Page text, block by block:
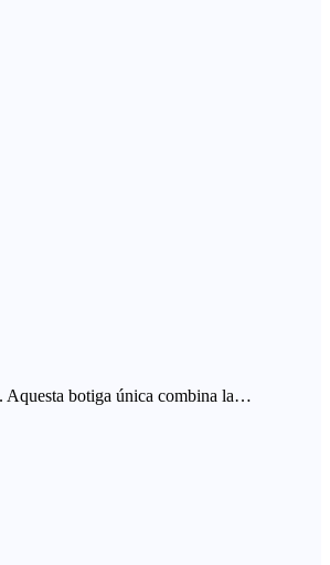
Aquesta botiga única combina la…